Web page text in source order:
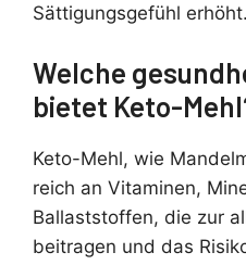
Sättigungsgefühl erhöht.
Welche
bietet Keto-
Keto-Mehl, wie
reich an Vitaminen,
Ballaststoffen, die zur
beitragen und das